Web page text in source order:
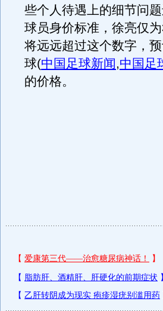
些个人待遇上的细节问
球员身价标准，徐亮仅
将远远超过这个数字，
球(中国足球新闻,中国足
的价格。